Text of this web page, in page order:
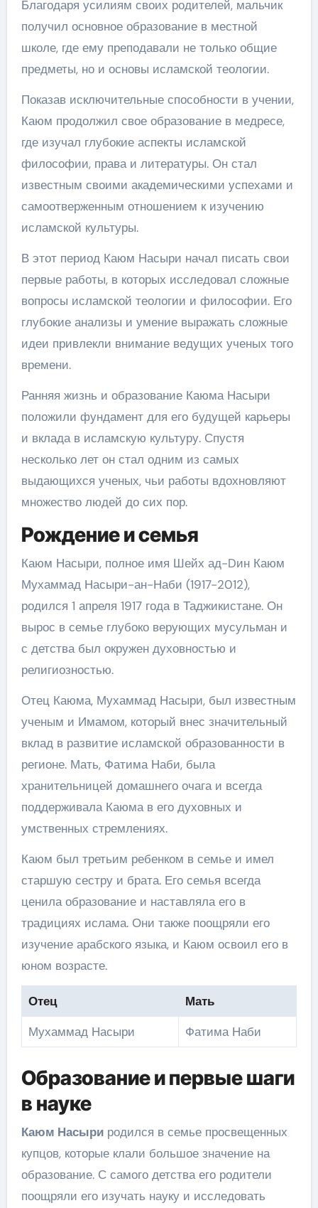
Благодаря усилиям своих родителей, мальчик
получил основное образование в местной
школе, где ему преподавали не только общие
предметы, но и основы исламской теологии.
Показав исключительные способности в учении,
Каюм продолжил свое образование в медресе,
где изучал глубокие аспекты исламской
философии, права и литературы. Он стал
известным своими академическими успехами и
самоотверженным отношением к изучению
исламской культуры.
В этот период Каюм Насыри начал писать свои
первые работы, в которых исследовал сложные
вопросы исламской теологии и философии. Его
глубокие анализы и умение выражать сложные
идеи привлекли внимание ведущих ученых того
времени.
Ранняя жизнь и образование Каюма Насыри
положили фундамент для его будущей карьеры
и вклада в исламскую культуру. Спустя
несколько лет он стал одним из самых
выдающихся ученых, чьи работы вдохновляют
множество людей до сих пор.
Рождение и семья
Каюм Насыри, полное имя Шейх ад-Dин Каюм
Мухаммад Насыри-ан-Наби (1917-2012),
родился 1 апреля 1917 года в Таджикистане. Он
вырос в семье глубоко верующих мусульман и
с детства был окружен духовностью и
религиозностью.
Отец Каюма, Мухаммад Насыри, был известным
ученым и Имамом, который внес значительный
вклад в развитие исламской образованности в
регионе. Мать, Фатима Наби, была
хранительницей домашнего очага и всегда
поддерживала Каюма в его духовных и
умственных стремлениях.
Каюм был третьим ребенком в семье и имел
старшую сестру и брата. Его семья всегда
ценила образование и наставляла его в
традициях ислама. Они также поощряли его
изучение арабского языка, и Каюм освоил его в
юном возрасте.
Отец
Мать
Мухаммад Насыри
Фатима Наби
Образование и первые шаги
в науке
Каюм Насыриродился в семье просвещенных
купцов, которые клали большое значение на
образование. С самого детства его родители
поощряли его изучать науку и исследовать